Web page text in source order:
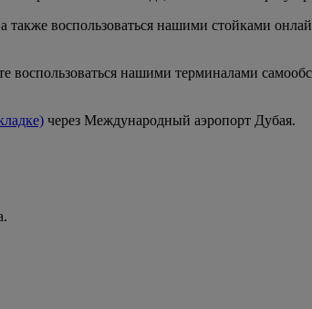
воспользоваться нашими стойками
воспользоваться нашими терминалами
через Международный аэропорт Дубая.